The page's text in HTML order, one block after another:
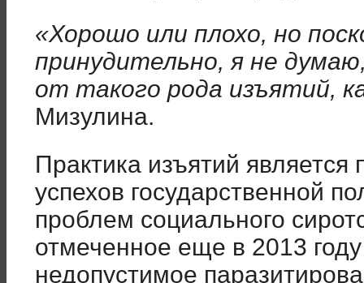
«Хорошо или плохо, но
принудительно, я не
от такого рода изъятий,
Мизулина.
Практика изъятий
успехов государственной
проблем социального
отмеченное еще в 2013
недопустимое